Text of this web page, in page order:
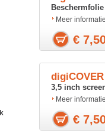
Beschermfolie
Meer informatie
€
3,5 inch
Meer informatie
€